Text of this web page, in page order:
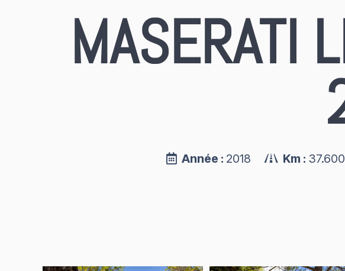
MASERATI
Année : 2018 Km : 37.600